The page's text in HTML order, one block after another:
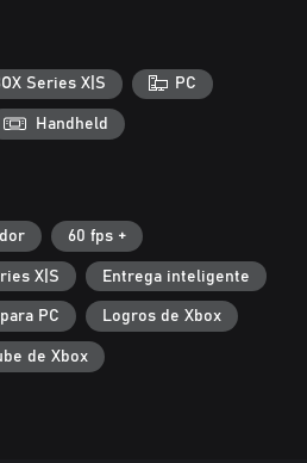
Series X|S PC
Handheld
60 fps +
X|S Entrega inteligente
PC Logros de Xbox
de Xbox